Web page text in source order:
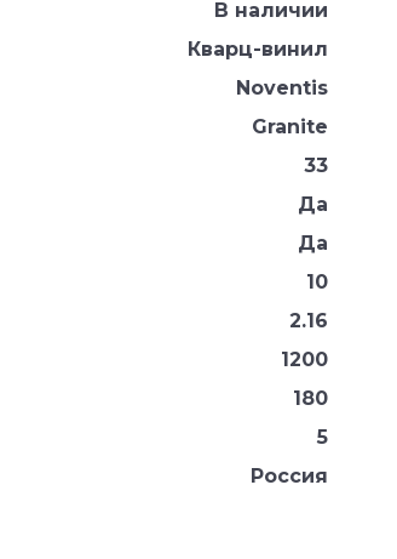
В наличии
Кварц-винил
Noventis
Granite
33
Да
Да
10
2.16
1200
180
5
Россия